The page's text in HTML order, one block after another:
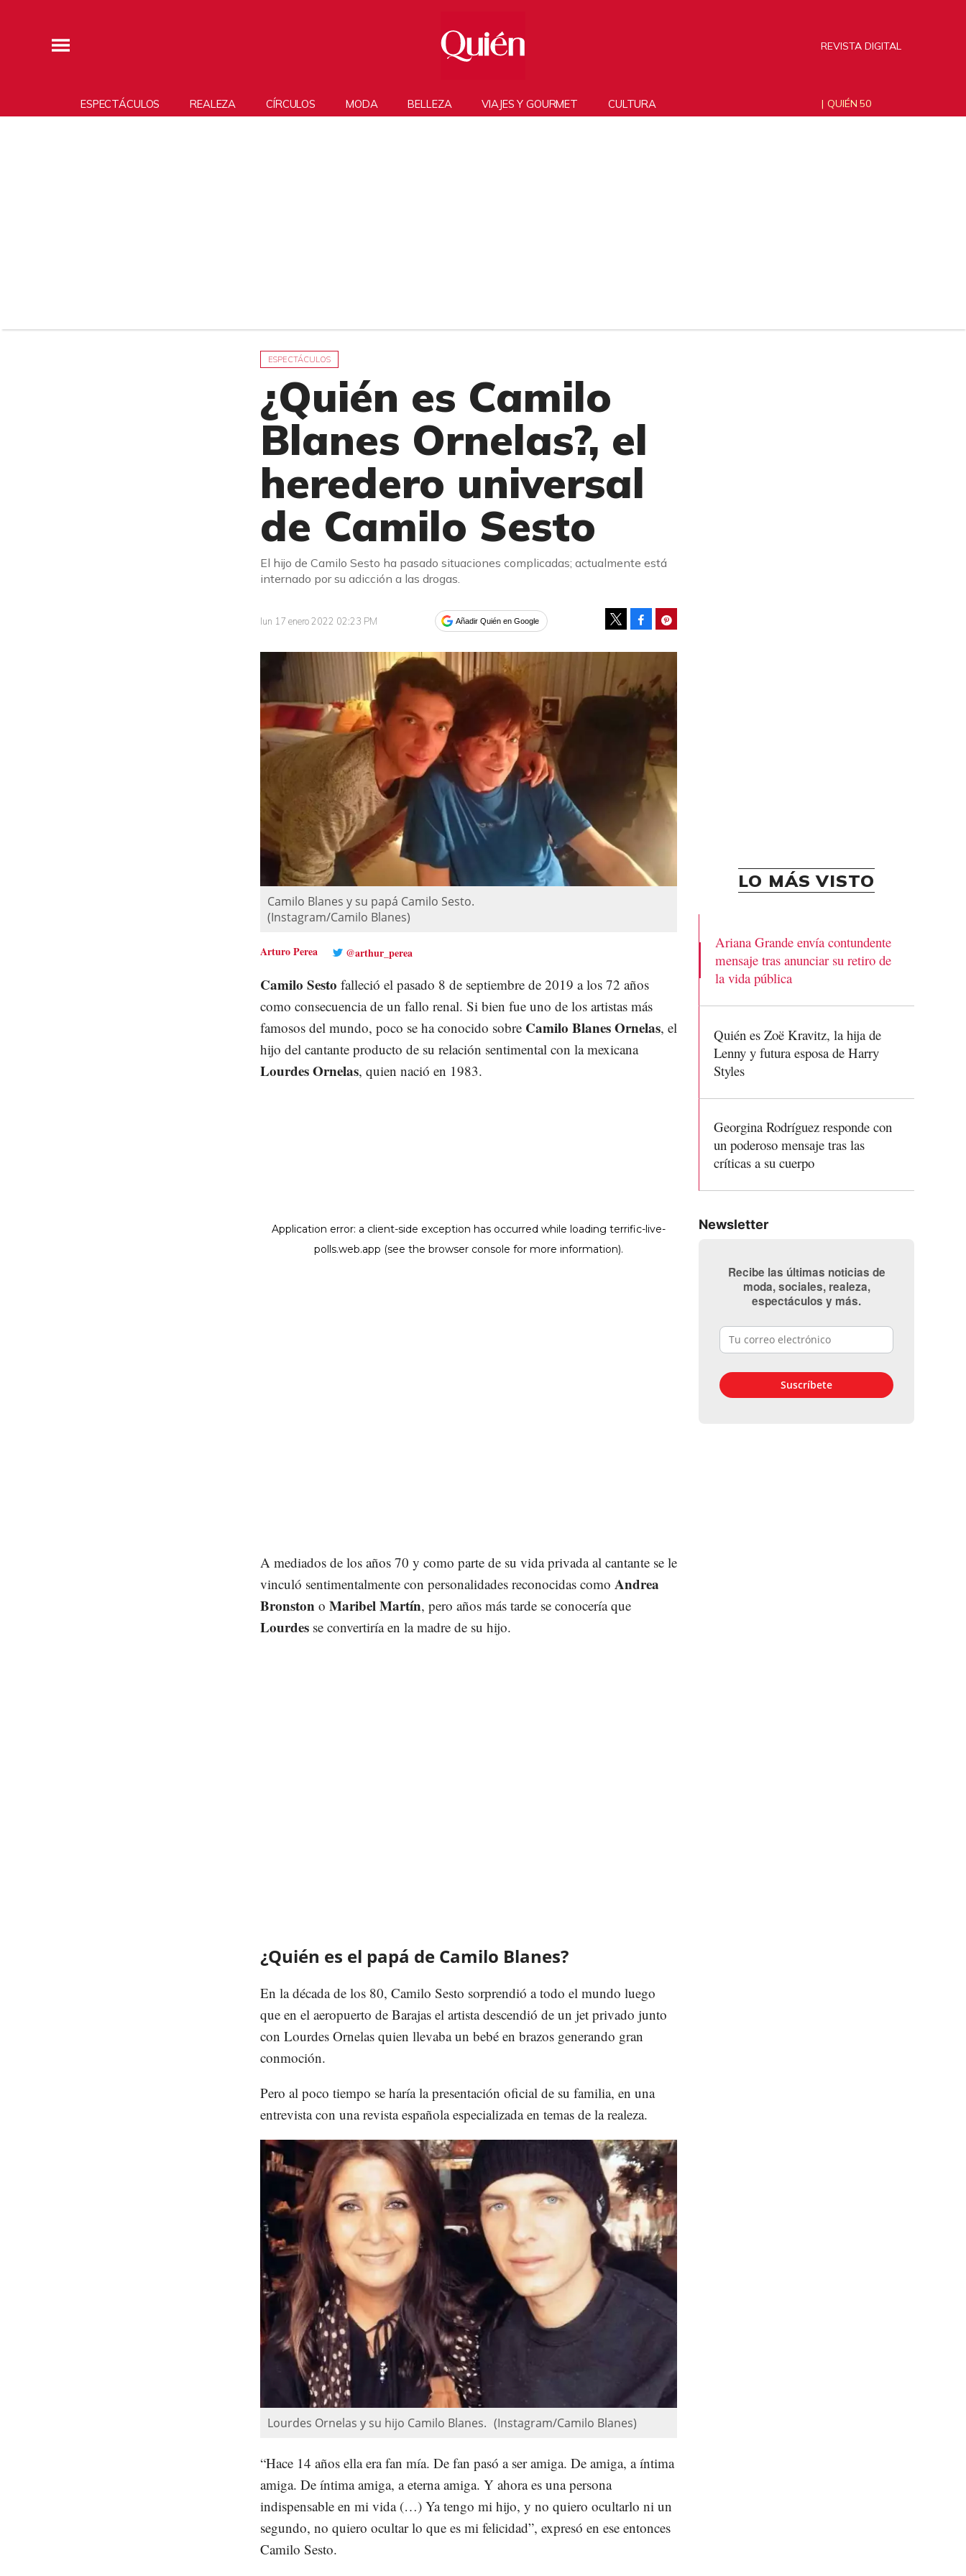
REVISTA DIGITAL
ESPECTÁCULOS REALEZA CÍRCULOS MODA BELLEZA VIAJES Y GOURMET CULTURA QUIÉN 50
LO MÁS VISTO
Ariana Grande envía contundente
mensaje tras anunciar su retiro de
la vida pública
Quién es Zoë Kravitz, la hija de
Lenny y futura esposa de Harry
Styles
Georgina Rodríguez responde con
un poderoso mensaje tras las
críticas a su cuerpo
Newsletter
Recibe las últimas noticias de
moda, sociales, realeza,
espectáculos y más.
ESPECTÁCULOS
¿Quién es Camilo
Blanes Ornelas?, el
heredero universal
de Camilo Sesto
El hijo de Camilo Sesto ha pasado situaciones complicadas; actualmente está
internado por su adicción a las drogas.
lun 17 enero 2022 02:23 PM Añadir Quién en Google Facebook
Camilo Blanes y su papá Camilo Sesto.
(Instagram/Camilo Blanes)
Arturo Perea @arthur_perea
Camilo Sesto falleció el pasado 8 de septiembre de 2019 a los 72 años
como consecuencia de un fallo renal. Si bien fue uno de los artistas más
famosos del mundo, poco se ha conocido sobre Camilo Blanes Ornelas, el
hijo del cantante producto de su relación sentimental con la mexicana
Lourdes Ornelas, quien nació en 1983.
A mediados de los años 70 y como parte de su vida privada al cantante se le
vinculó sentimentalmente con personalidades reconocidas como Andrea
Bronston o Maribel Martín, pero años más tarde se conocería que
Lourdes se convertiría en la madre de su hijo.
¿Quién es el papá de Camilo Blanes?
En la década de los 80, Camilo Sesto sorprendió a todo el mundo luego
que en el aeropuerto de Barajas el artista descendió de un jet privado junto
con Lourdes Ornelas quien llevaba un bebé en brazos generando gran
conmoción.
Pero al poco tiempo se haría la presentación oficial de su familia, en una
entrevista con una revista española especializada en temas de la realeza.
Lourdes Ornelas y su hijo Camilo Blanes. (Instagram/Camilo Blanes)
“Hace 14 años ella era fan mía. De fan pasó a ser amiga. De amiga, a íntima
amiga. De íntima amiga, a eterna amiga. Y ahora es una persona
indispensable en mi vida (…) Ya tengo mi hijo, y no quiero ocultarlo ni un
segundo, no quiero ocultar lo que es mi felicidad”, expresó en ese entonces
Camilo Sesto.